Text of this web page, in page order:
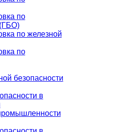
по
по железной
по
безопасности
в